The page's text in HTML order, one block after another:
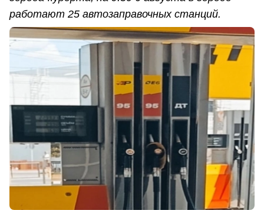
работают 25 автозаправочных станций.